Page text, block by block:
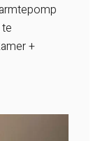
+